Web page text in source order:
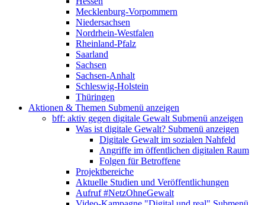
Mecklenburg-Vorpommern
Niedersachsen
Nordrhein-Westfalen
Rheinland-Pfalz
Saarland
Sachsen
Sachsen-Anhalt
Schleswig-Holstein
Thüringen
Aktionen & Themen Submenü anzeigen
bff: aktiv gegen digitale Gewalt Submenü anzeigen
Was ist digitale Gewalt? Submenü anzeigen
Digitale Gewalt im sozialen Nahfeld
Angriffe im öffentlichen digitalen Raum
Folgen für Betroffene
Projektbereiche
Aktuelle Studien und Veröffentlichungen
Aufruf #NetzOhneGewalt